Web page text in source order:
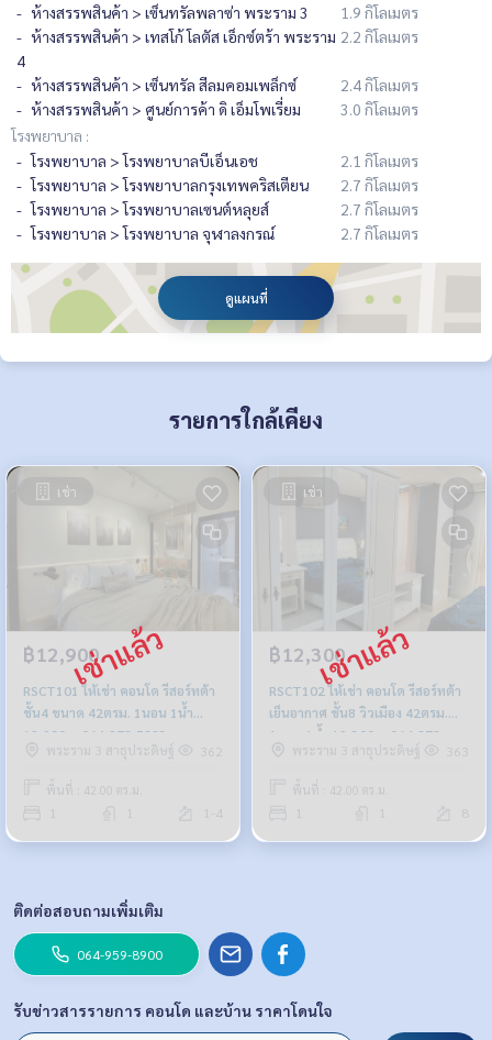
ห้างสรรพสินค้า > เซ็นทรัลพลาซ่า พระราม 3
1.9 กิโลเมตร
ห้างสรรพสินค้า > เทสโก้ โลตัส เอ็กซ์ตร้า พระราม
4
2.2 กิโลเมตร
ห้างสรรพสินค้า > เซ็นทรัล สีลมคอมเพล็กซ์
2.4 กิโลเมตร
ห้างสรรพสินค้า > ศูนย์การค้า ดิ เอ็มโพเรี่ยม
3.0 กิโลเมตร
โรงพยาบาล :
โรงพยาบาล > โรงพยาบาลบีเอ็นเอช
2.1 กิโลเมตร
โรงพยาบาล > โรงพยาบาลกรุงเทพคริสเตียน
2.7 กิโลเมตร
โรงพยาบาล > โรงพยาบาลเซนต์หลุยส์
2.7 กิโลเมตร
โรงพยาบาล > โรงพยาบาล จุฬาลงกรณ์
2.7 กิโลเมตร
ดูแผนที่
รายการใกล้เคียง
เช่า
฿12,900
RSCT101 ให้เช่า คอนโด รีสอร์ทต้า
ชั้น4 ขนาด 42ตรม. 1นอน 1น้ำ
12,900บ. 064-878-5283
พระราม 3 สาธุประดิษฐ์
362
พื้นที่ : 42.00 ตร.ม.
1-4
เช่า
฿12,300
RSCT102 ให้เช่า คอนโด รีสอร์ทต้า
เย็นอากาศ ชั้น8 วิวเมือง 42ตรม.
1นอน 1น้ำ 12,300บ. 064-878-
5283พระราม 3 สาธุประดิษฐ์ 363
พื้นที่ : 42.00 ตร.ม.
8
ติดต่อสอบถามเพิ่มเติม
064-959-8900
รับข่าวสารรายการ คอนโด และบ้าน ราคาโดนใจ